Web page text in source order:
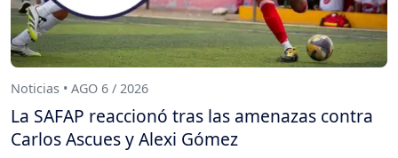
Noticias • AGO 6 / 2026
La SAFAP reaccionó tras las amenazas contra
Carlos Ascues y Alexi Gómez